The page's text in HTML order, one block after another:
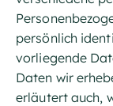
persönlich
vorliegende
Daten wir
erläutert auch,